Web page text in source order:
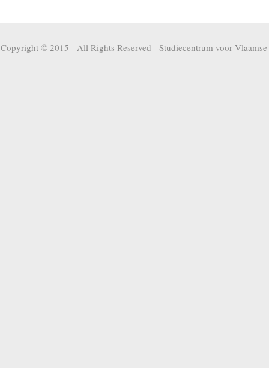
Copyright © 2015 - All Rights Reserved - Studiecentrum voor